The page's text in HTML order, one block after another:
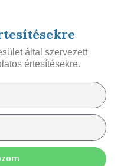
által szervezett
értesítésekre.